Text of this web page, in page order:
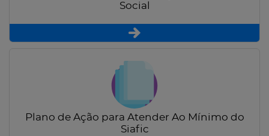
Social
Plano de Ação para Atender Ao Mínimo do
Siafic